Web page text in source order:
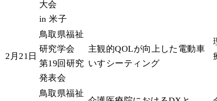
大会
in 米子
2月21日
鳥取県福祉
研究学会
第19回研究
発表会
主観的QOLが向上した電動車
いすシーティング
鳥取県福祉